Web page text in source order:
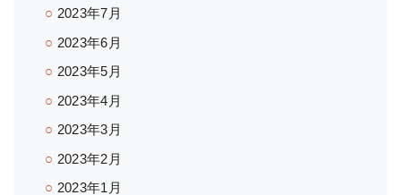
2023年7月
2023年6月
2023年5月
2023年4月
2023年3月
2023年2月
2023年1月